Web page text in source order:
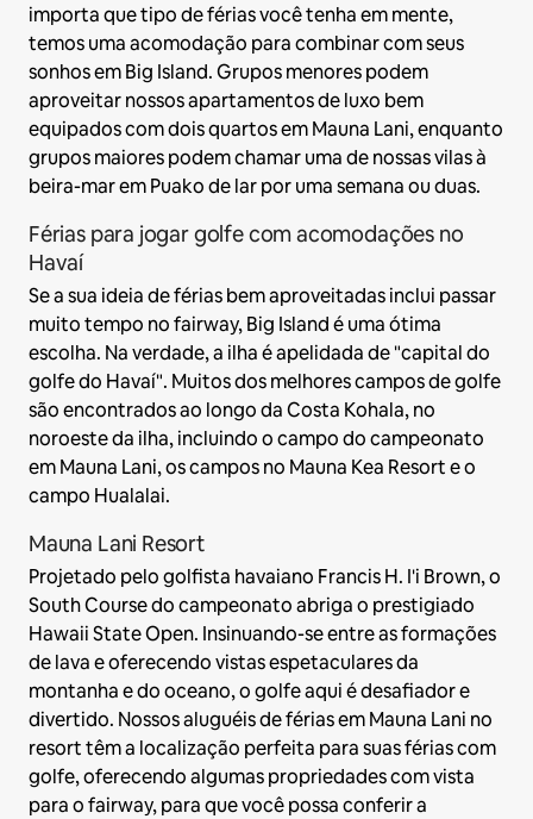
importa que tipo de férias você tenha em mente,
temos uma acomodação para combinar com seus
sonhos em Big Island. Grupos menores podem
aproveitar nossos apartamentos de luxo bem
equipados com dois quartos em Mauna Lani, enquanto
grupos maiores podem chamar uma de nossas vilas à
beira-mar em Puako de lar por uma semana ou duas.
Férias para jogar golfe com acomodações no
Havaí
Se a sua ideia de férias bem aproveitadas inclui passar
muito tempo no fairway, Big Island é uma ótima
escolha. Na verdade, a ilha é apelidada de "capital do
golfe do Havaí". Muitos dos melhores campos de golfe
são encontrados ao longo da Costa Kohala, no
noroeste da ilha, incluindo o campo do campeonato
em Mauna Lani, os campos no Mauna Kea Resort e o
campo Hualalai.
Mauna Lani Resort
Projetado pelo golfista havaiano Francis H. I'i Brown, o
South Course do campeonato abriga o prestigiado
Hawaii State Open. Insinuando-se entre as formações
de lava e oferecendo vistas espetaculares da
montanha e do oceano, o golfe aqui é desafiador e
divertido. Nossos aluguéis de férias em Mauna Lani no
resort têm a localização perfeita para suas férias com
golfe, oferecendo algumas propriedades com vista
para o fairway, para que você possa conferir a